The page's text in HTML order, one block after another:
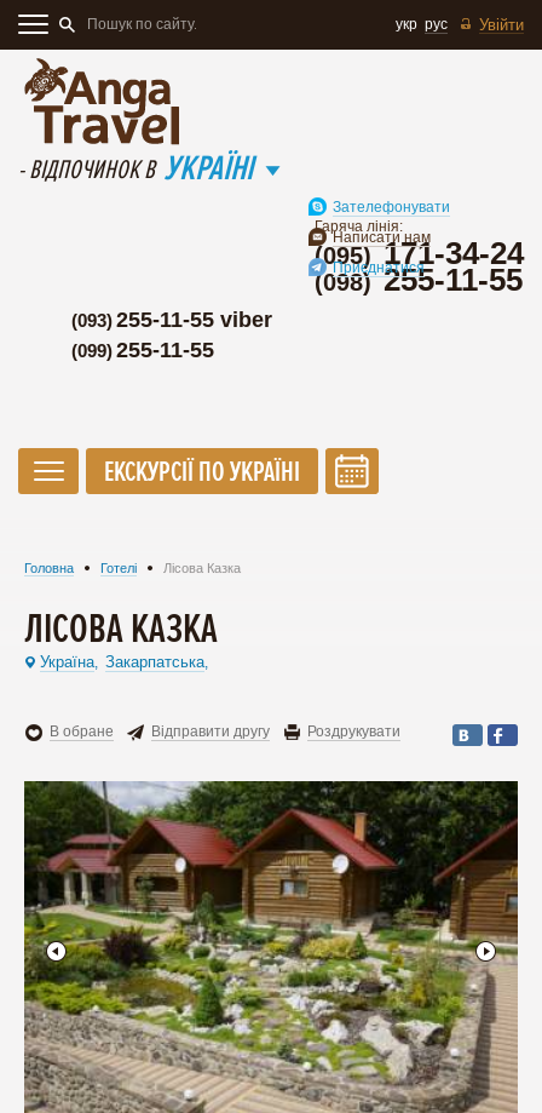
Увійти
укр рус
- ВІДПОЧИНОК В УКРАЇНІ
Гаряча лінія:
(095)171-34-24
(098)255-11-55
(093)255-11-55 viber
(099)255-11-55
Зателефонувати
Написати нам
Приєднатися
ЕКСКУРСІЇ ПО УКРАЇНІ
Головна Готелі Лісова Казка
ЛІСОВА КАЗКА
Україна, Закарпатська,
В обране Відправити другу Роздрукувати